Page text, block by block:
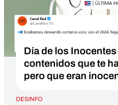
Día de los
contenidos que te
pero que eran
DESINFO